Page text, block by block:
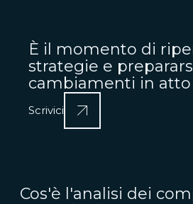
È il momento di
strategie e
cambiamenti in atto
Scrivici
Cos'è l'analisi dei